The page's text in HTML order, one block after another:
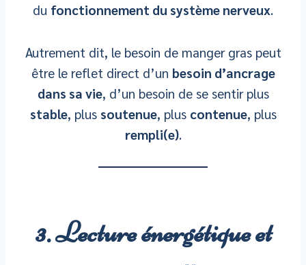
du fonctionnement du système nerveux.
Autrement dit, le besoin de manger gras peut
être le reflet direct d’un besoin d’ancrage
dans sa vie, d’un besoin de se sentir plus
stable, plus soutenue, plus contenue, plus
rempli(e).
3. Lecture énergétique et